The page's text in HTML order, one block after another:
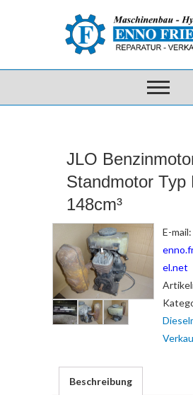
JLO
Standmotor Typ
148cm³
E-mail:
el.net
Beschreibung